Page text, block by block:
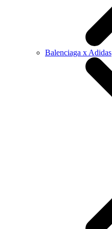
Balenciaga x Adidas